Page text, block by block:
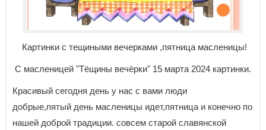
Картинки с тещиными вечерками ,пятница масленицы!
С масленицей "Тёщины вечёрки" 15 марта 2024 картинки.
Красивый сегодня день у нас с вами люди
добрые,пятый день масленицы идет,пятница и конечно по
нашей доброй традиции. совсем старой славянской